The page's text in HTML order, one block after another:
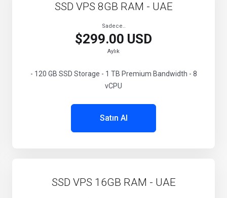
SSD VPS 8GB RAM - UAE
Sadece..
$299.00 USD
Aylık
- 120 GB SSD Storage - 1 TB Premium Bandwidth - 8
vCPU
Satın Al
SSD VPS 16GB RAM - UAE